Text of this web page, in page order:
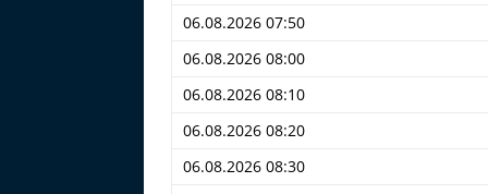
06.08.2026 07:50
06.08.2026 08:00
06.08.2026 08:10
06.08.2026 08:20
06.08.2026 08:30